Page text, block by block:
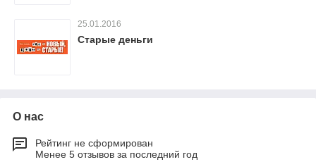
25.01.2016
Старые деньги
О нас
Рейтинг не сформирован
Менее 5 отзывов за последний год